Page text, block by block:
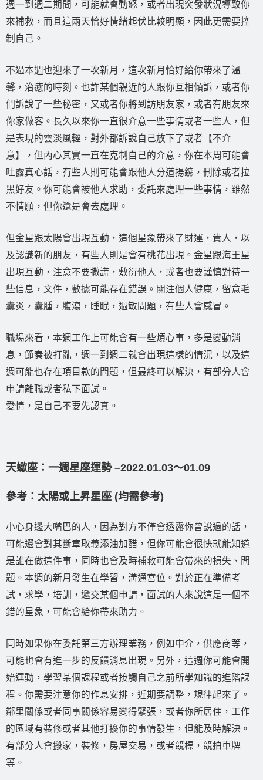
週一到週二期間，可能就會動怒，或者出現突發狀況導致你
來補救，而且這兩天恰好情緒起伏比較明顯，因此更需要控
制自己。
不過本週也迎來了一次新月，這次新月恰好給你帶來了溫
馨，治癒的時刻。也許某個親近的人跟你互相傾訴，或者你
們訴說了一些秘密，又或者你將到訪朋友家，或者有朋友來
你家做客。長久以來你一直很介意一些事情或者一些人，但
是表現的雲淡風輕，對外都訴說自己放下了或者【不介
意】，但內心其實一直在克制自己的介意，你在本周可能會
吐露真心話，有些人則可能會跟他人分道揚鑣，刪除或者拉
黑好友。你可能會被他人求助，委託來處理一些事情，雖然
不情願，但你還是會去處理。
但金星跟太陽會出現互動，這個星象帶來了財運，貴人，以
及認識新的朋友，有些人則是會有桃花出現。金星跟海王星
出現互動，注意不要撒謊，敷衍他人，或者也要謹慎對待一
些信息，文件，數據可能存在錯誤。關注個人健康，留意毛
囊炎，囊腫，腹瀉，睡眠，過敏問題，有些人會感冒。
職場來看，本週工作上可能會有一些煩心事，多是變動消
息，節奏被打亂，週一到週二就會出現這樣的情況，以及這
週可能也存在項目款的問題，但最終可以解決，有部分人會
申請離職或者私下面試。
愛情，是自己不要先認真。
天蠍座：一週星座運勢 –2022.01.03〜01.09
參考：太陽或上昇星座 (均需參考)
小心身邊大嘴巴的人，因為對方不僅會透露你曾說過的話，
可能還會對其斷章取義添油加醋，但你可能會很快就能知道
是誰在做這件事，同時也會及時補救可能會帶來的損失、問
題。本週的新月發生在學習，溝通宮位。對於正在準備考
試，求學，培訓，遞交某個申請，面試的人來說這是一個不
錯的星象，可能會給你帶來助力。
同時如果你在委託第三方辦理業務，例如中介，供應商等，
可能也會有進一步的反饋消息出現。另外，這週你可能會開
始運動，學習某個課程或者接觸自己之前所學知識的進階課
程。你需要注意你的作息安排，近期要調整，規律起來了。
鄰里關係或者同事關係容易變得緊張，或者你所居住，工作
的區域有裝修或者其他打擾你的事情發生，但能及時解決。
有部分人會搬家，裝修，房屋交易，或者競標，競拍車牌
等。